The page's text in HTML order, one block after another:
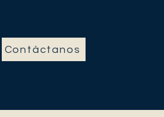
Contáctanos